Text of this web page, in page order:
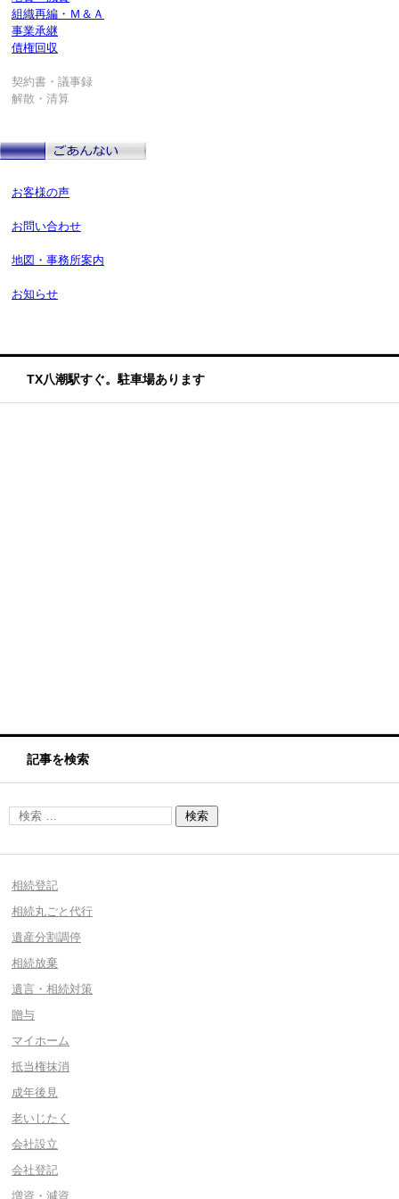
組織再編・Ｍ＆Ａ
事業承継
債権回収
契約書・議事録
解散・清算
お客様の声
お問い合わせ
地図・事務所案内
お知らせ
TX八潮駅すぐ。駐車場あります
記事を検索
相続登記
相続丸ごと代行
遺産分割調停
相続放棄
遺言・相続対策
贈与
マイホーム
抵当権抹消
成年後見
老いじたく
会社設立
会社登記
増資・減資